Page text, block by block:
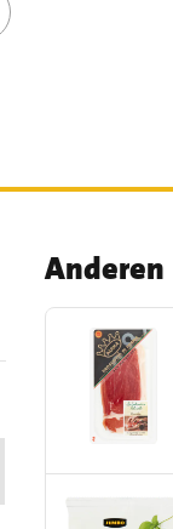
Anderen